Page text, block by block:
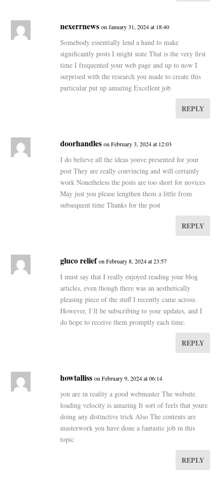
nexerrnews on January 31, 2024 at 18:40
Somebody essentially lend a hand to make
significantly posts I might state That is the very first
time I frequented your web page and up to now I
surprised with the research you made to create this
particular put up amazing Excellent job
REPLY
doorhandles on February 3, 2024 at 12:03
I do believe all the ideas youve presented for your
post They are really convincing and will certainly
work Nonetheless the posts are too short for novices
May just you please lengthen them a little from
subsequent time Thanks for the post
REPLY
gluco relief on February 8, 2024 at 23:57
I must say that I really enjoyed reading your blog
articles, even though there was an aesthetically
pleasing piece of the stuff I recently came across.
However, I’ll be subscribing to your updates, and I
do hope to receive them promptly each time.
REPLY
howtalliss on February 9, 2024 at 06:14
you are in reality a good webmaster The website
loading velocity is amazing It sort of feels that youre
doing any distinctive trick Also The contents are
masterwork you have done a fantastic job in this
topic
REPLY